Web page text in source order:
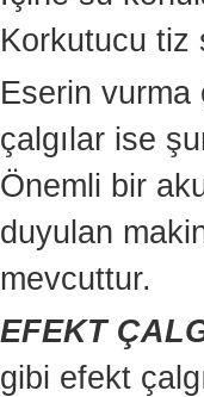
Korkutucu tiz
Eserin vurma
çalgılar ise
Önemli bir
duyulan
mevcuttur.
EFEKT
gibi efekt